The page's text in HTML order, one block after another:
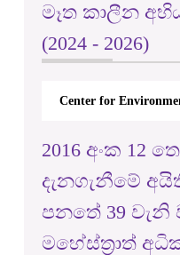
මෑත කාලීන
(2024 - 2026)
Center for
2016 අංක 12
දැනගැනීමේ
පනතේ 39
මහේස්ත්‍රාත්